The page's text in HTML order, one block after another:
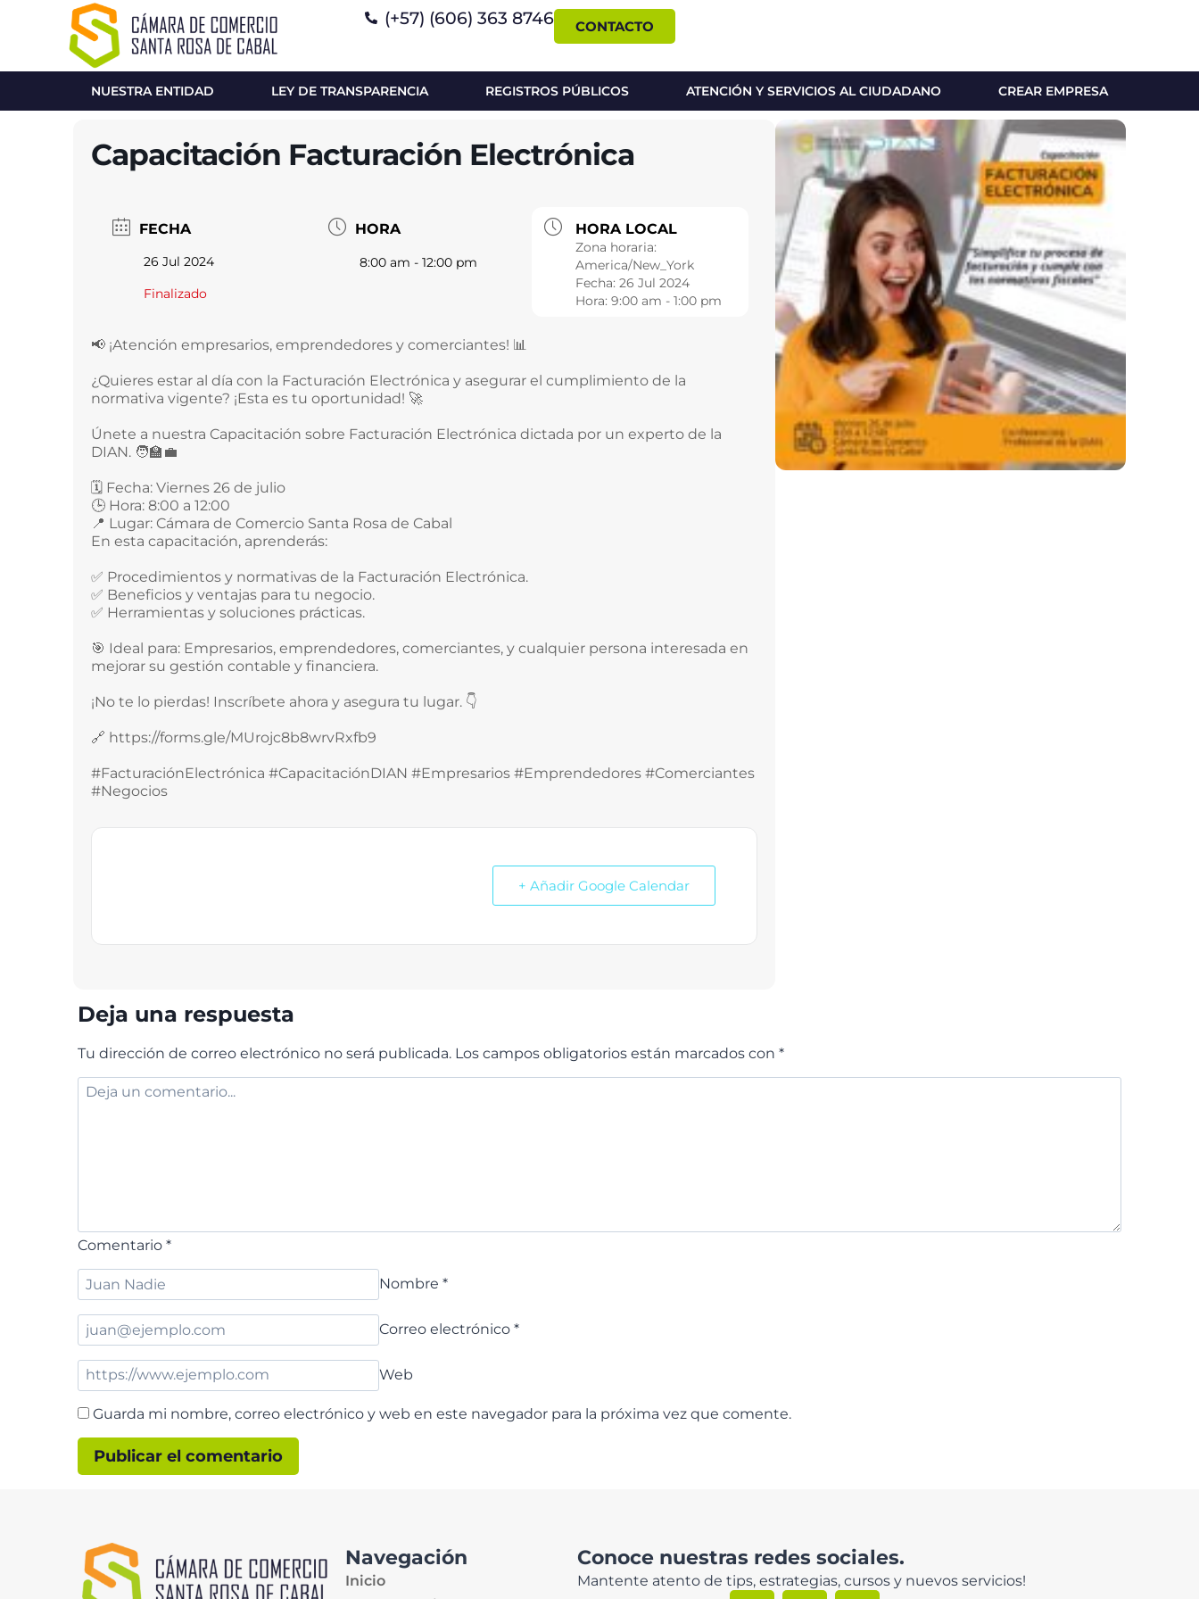
(+57) (606) 363 8746 CONTACTO
NUESTRA ENTIDAD LEY DE TRANSPARENCIA REGISTROS PÚBLICOS ATENCIÓN Y SERVICIOS AL CIUDADANO CREAR EMPRESA
Capacitación Facturación Electrónica
FECHA
26 Jul 2024
Finalizado
HORA
8:00 am - 12:00 pm
HORA LOCAL
Zona horaria:
America/New_York
Fecha:26 Jul 2024
Hora:9:00 am - 1:00 pm
📢 ¡Atención empresarios, emprendedores y comerciantes! 📊
¿Quieres estar al día con la Facturación Electrónica y asegurar el cumplimiento de la
normativa vigente? ¡Esta es tu oportunidad! 🚀
Únete a nuestra Capacitación sobre Facturación Electrónica dictada por un experto de la
DIAN. 🧑‍🏫💼
🗓 Fecha: Viernes 26 de julio
🕒 Hora: 8:00 a 12:00
📍 Lugar: Cámara de Comercio Santa Rosa de Cabal
En esta capacitación, aprenderás:
✅ Procedimientos y normativas de la Facturación Electrónica.
✅ Beneficios y ventajas para tu negocio.
✅ Herramientas y soluciones prácticas.
🎯 Ideal para: Empresarios, emprendedores, comerciantes, y cualquier persona interesada en
mejorar su gestión contable y financiera.
¡No te lo pierdas! Inscríbete ahora y asegura tu lugar. 👇
🔗 https://forms.gle/MUrojc8b8wrvRxfb9
#FacturaciónElectrónica #CapacitaciónDIAN #Empresarios #Emprendedores #Comerciantes
#Negocios
+ Añadir Google Calendar
Deja una respuesta
Tu dirección de correo electrónico no será publicada. Los campos obligatorios están marcados con *
Comentario *
Nombre *
Correo electrónico *
Web
Guarda mi nombre, correo electrónico y web en este navegador para la próxima vez que comente.
Navegación
Inicio
Conoce nuestras redes sociales.
Mantente atento de tips, estrategias, cursos y nuevos servicios!